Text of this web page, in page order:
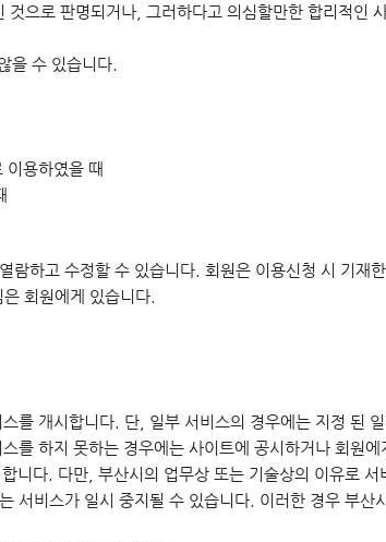
으로 판명되거나, 그러하다고 의심할만한 합리적인
을 수 있습니다.
이용하였을 때
람하고 수정할 수 있습니다. 회원은 이용신청 시 기재
회원에게 있습니다.
를 개시합니다. 단, 일부 서비스의 경우에는 지정 된
를 하지 못하는 경우에는 사이트에 공시하거나 회원에
니다. 다만, 부산시의 업무상 또는 기술상의 이유로 서
서비스가 일시 중지될 수 있습니다. 이러한 경우 부산